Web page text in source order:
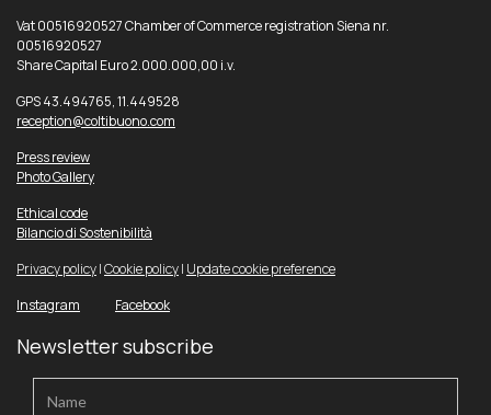
Vat 00516920527 Chamber of Commerce registration Siena nr.
00516920527
Share Capital Euro 2.000.000,00 i.v.
GPS 43.494765, 11.449528
reception@coltibuono.com
Press review
Photo Gallery
Ethical code
Bilancio di Sostenibilità
Privacy policy|Cookie policy| Update cookie preference
Instagram
Facebook
Newsletter subscribe